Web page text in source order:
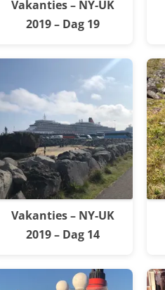
Vakanties – NY-UK
2019 – Dag 19
Vakanties – NY-UK
2019 – Dag 14